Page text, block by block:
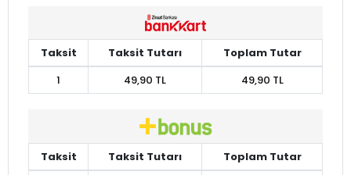
Taksit Taksit Tutarı
Toplam Tutar
1
49,90 TL 49,90 TL
Taksit Taksit Tutarı
Toplam Tutar